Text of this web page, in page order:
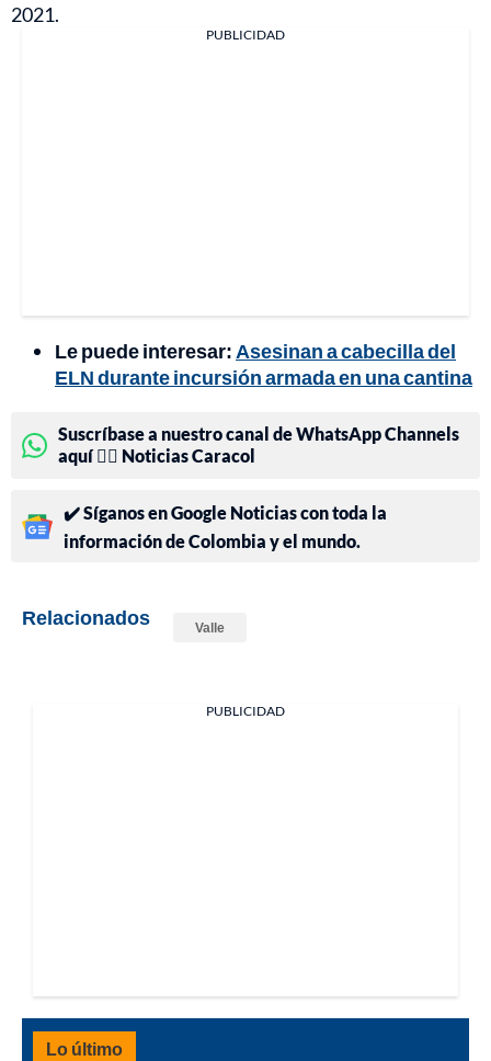
2021.
PUBLICIDAD
Le puede interesar: Asesinan a cabecilla del
ELN durante incursión armada en una cantina
Suscríbase a nuestro canal de WhatsApp Channels
aquí 👉🏻 Noticias Caracol
✔️ Síganos en Google Noticias con toda la
información de Colombia y el mundo.
Relacionados Valle
PUBLICIDAD
Lo último